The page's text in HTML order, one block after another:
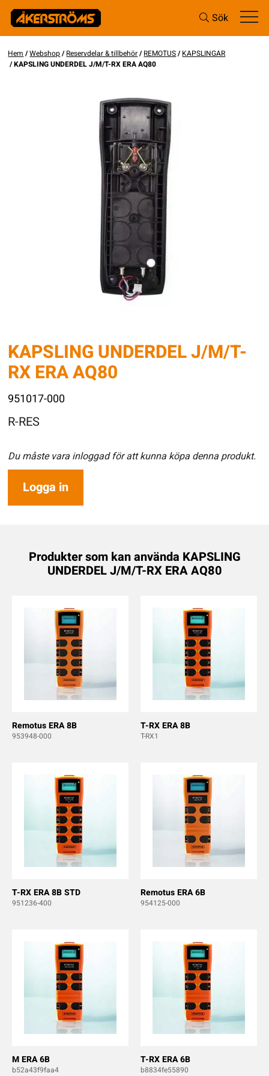
Sök
Hem /Webshop/Reservdelar & tillbehör/REMOTUS/KAPSLINGAR
/ KAPSLING UNDERDEL J/M/T-RX ERA AQ80
KAPSLING UNDERDEL J/M/T-
RX ERA AQ80
951017-000
R-RES
Du måste vara inloggad för att kunna köpa denna produkt.
Logga in
Produkter som kan använda KAPSLING
UNDERDEL J/M/T-RX ERA AQ80
Remotus ERA 8B
953948-000
T-RX ERA 8B
T-RX1
T-RX ERA 8B STD
951236-400
Remotus ERA 6B
954125-000
M ERA 6B
b52a43f9faa4
T-RX ERA 6B
b8834fe55890